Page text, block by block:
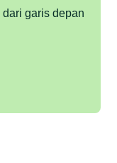
garis depan